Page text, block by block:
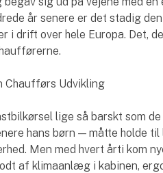
år senere er det stadig
i drift over hele Europa. Det,
Chaufførs Udvikling
lige så barskt som
hans børn — måtte holde
Men med hvert årti kom
af klimaanlæg i kabinen,